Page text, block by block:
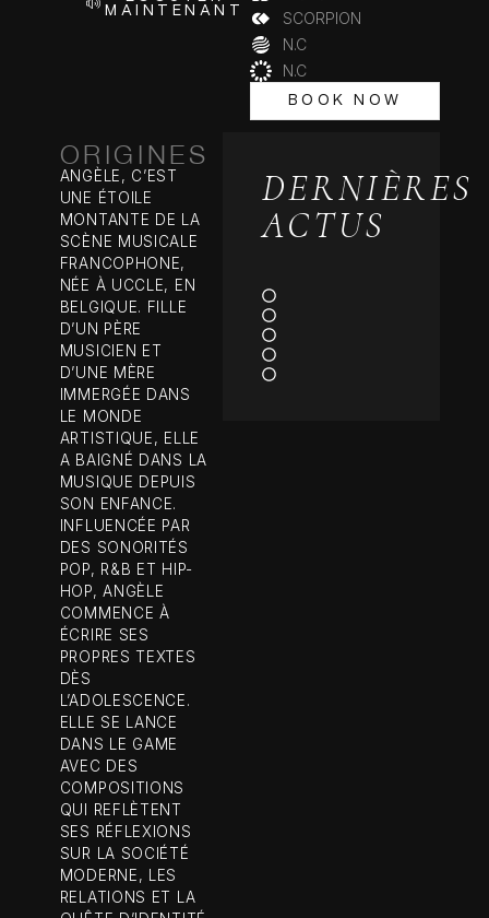
MAINTENANT
SCORPION
N.C
N.C
BOOK NOW
ORIGINES
ANGÈLE, C’EST
UNE ÉTOILE
MONTANTE DE LA
SCÈNE MUSICALE
FRANCOPHONE,
NÉE À UCCLE, EN
BELGIQUE. FILLE
D’UN PÈRE
MUSICIEN ET
D’UNE MÈRE
IMMERGÉE DANS
LE MONDE
ARTISTIQUE, ELLE
A BAIGNÉ DANS LA
MUSIQUE DEPUIS
SON ENFANCE.
INFLUENCÉE PAR
DES SONORITÉS
POP, R&B ET HIP-
HOP, ANGÈLE
COMMENCE À
ÉCRIRE SES
PROPRES TEXTES
DÈS
L’ADOLESCENCE.
ELLE SE LANCE
DANS LE GAME
AVEC DES
COMPOSITIONS
QUI REFLÈTENT
SES RÉFLEXIONS
SUR LA SOCIÉTÉ
MODERNE, LES
RELATIONS ET LA
DERNIÈRES
ACTUS